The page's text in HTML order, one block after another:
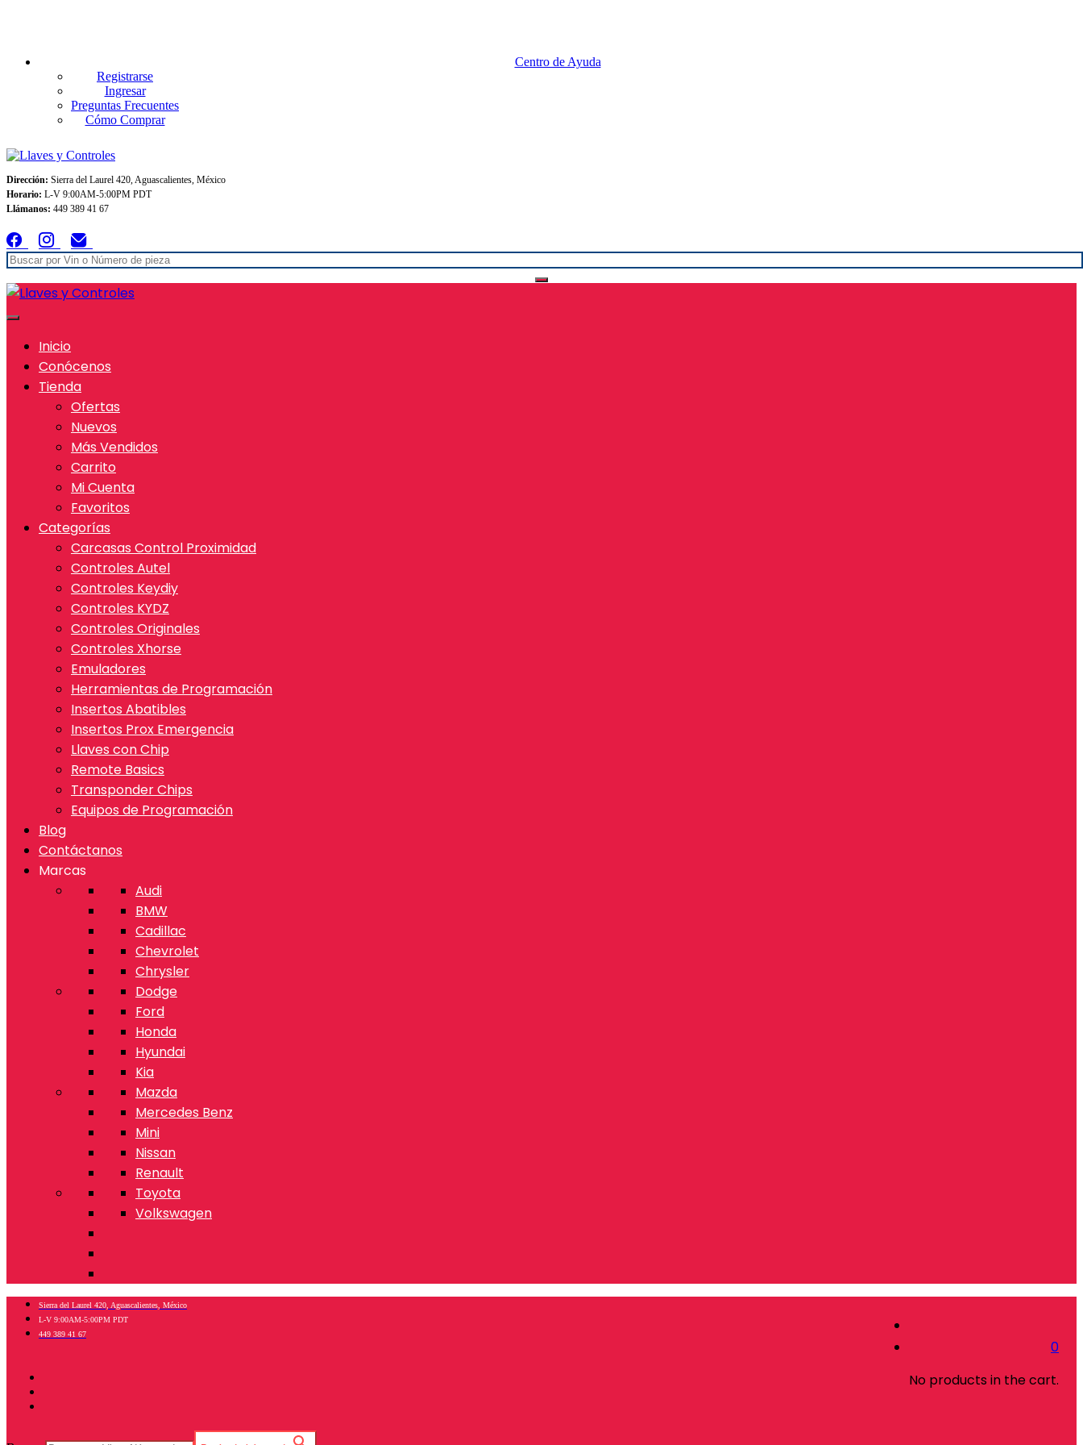
Centro de Ayuda
Registrarse
Ingresar
Preguntas Frecuentes
Cómo Comprar
Dirección: Sierra del Laurel 420, Aguascalientes, México
Horario: L-V 9:00AM-5:00PM PDT
Llámanos: 449 389 41 67
Inicio
Conócenos
Tienda
Ofertas
Nuevos
Más Vendidos
Carrito
Mi Cuenta
Favoritos
Categorías
Carcasas Control Proximidad
Controles Autel
Controles Keydiy
Controles KYDZ
Controles Originales
Controles Xhorse
Emuladores
Herramientas de Programación
Insertos Abatibles
Insertos Prox Emergencia
Llaves con Chip
Remote Basics
Transponder Chips
Equipos de Programación
Blog
Contáctanos
Marcas
Audi
BMW
Cadillac
Chevrolet
Chrysler
Dodge
Ford
Honda
Hyundai
Kia
Mazda
Mercedes Benz
Mini
Nissan
Renault
Toyota
Volkswagen
0
No products in the cart.
Sierra del Laurel 420, Aguascalientes, México
L-V 9:00AM-5:00PM PDT
449 389 41 67